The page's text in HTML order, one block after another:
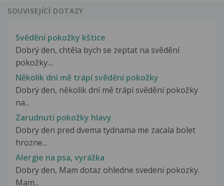
SOUVISEJÍCÍ DOTAZY
Svědění pokožky kštice
Dobrý den, chtěla bych se zeptat na svědění
pokožky....
Několik dní mě trápí svědění pokožky
Dobrý den, několik dní mě trápí svědění pokožky
na...
Zarudnutí pokožky hlavy
Dobry den pred dvema tydnama me zacala bolet
hrozne...
Alergie na psa, vyrážka
Dobry den, Mam dotaz ohledne svedeni pokozky.
Mam...